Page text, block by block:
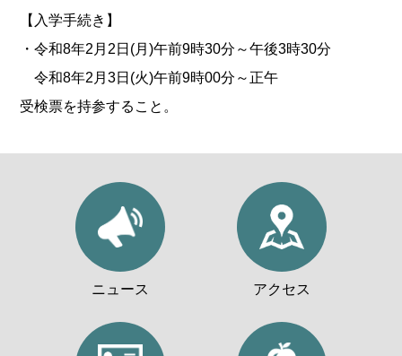
【入学手続き】
・令和8年2月2日(月)午前9時30分～午後3時30分
令和8年2月3日(火)午前9時00分～正午
受検票を持参すること。
ニュース アクセス